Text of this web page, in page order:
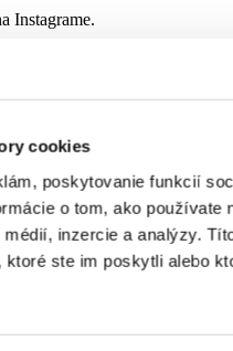
cookies
poskytovanie funkcií
o tom, ako používate
inzercie a analýzy.
ste im poskytli alebo
Instagrame.
AMBIENT LED